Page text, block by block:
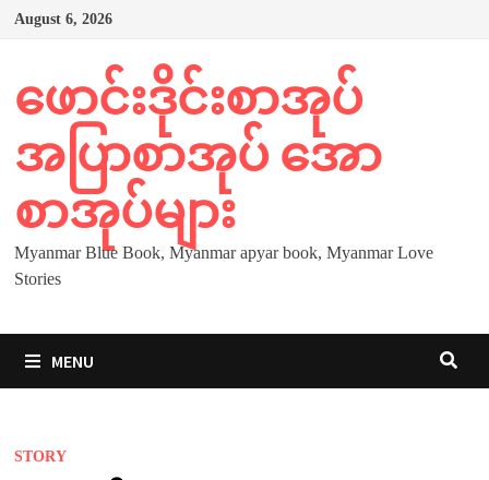
Skip
August 6, 2026
ဖောင်းဒိုင်းစာအုပ်
အပြာစာအုပ် အော
စာအုပ်များ
Myanmar Blue Book, Myanmar apyar book, Myanmar Love
Stories
MENU
STORY